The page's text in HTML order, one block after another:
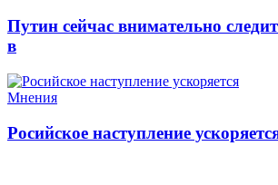
Путин сейчас внимательно
в
Мнения
Росийское наступление